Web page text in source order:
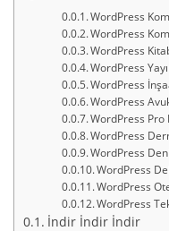
WordPress
WordPress
WordPress
WordPress
WordPress
WordPress
WordPress Pro
WordPress
WordPress
WordPress
WordPress
WordPress
İndir İndir İndir